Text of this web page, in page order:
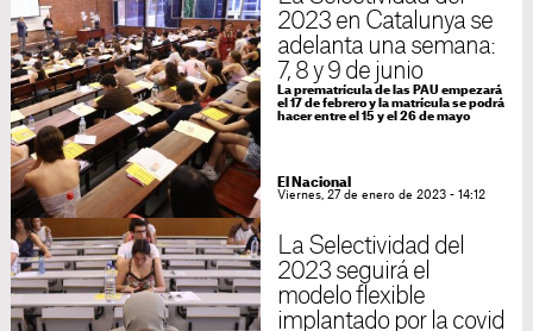
2023 en Catalunya se
adelanta una semana:
7, 8 y 9 de junio
La prematrícula de las PAU empezará
el 17 de febrero y la matrícula se podrá
hacer entre el 15 y el 26 de mayo
El Nacional
Viernes, 27 de enero de 2023 - 14:12
La Selectividad del
2023 seguirá el
modelo flexible
implantado por la covid